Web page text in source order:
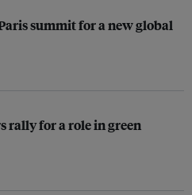
summit for a new global
for a role in green